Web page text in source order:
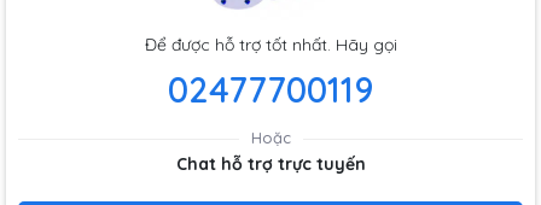
Để được hỗ trợ tốt nhất. Hãy gọi
02477700119
Hoặc
Chat hỗ trợ trực tuyến